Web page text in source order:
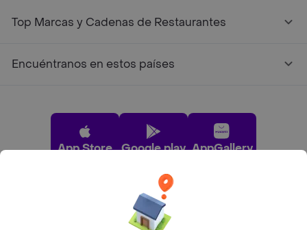
Top Marcas y Cadenas de Restaurantes
Encuéntranos en estos países
App Store Google play AppGallery
Pide tu comida favorita cerca de ti